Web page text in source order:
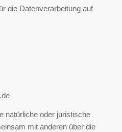
die Datenverarbeitung auf
natürliche oder juristische
mit anderen über die